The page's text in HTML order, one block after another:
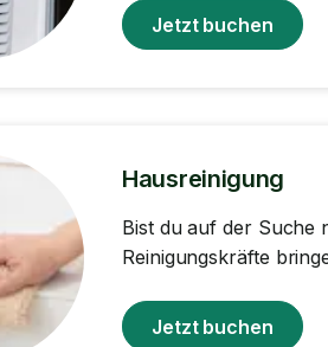
Jetzt buchen
Hausreinigung
Bist du auf der Suche
Reinigungskräfte
Jetzt buchen